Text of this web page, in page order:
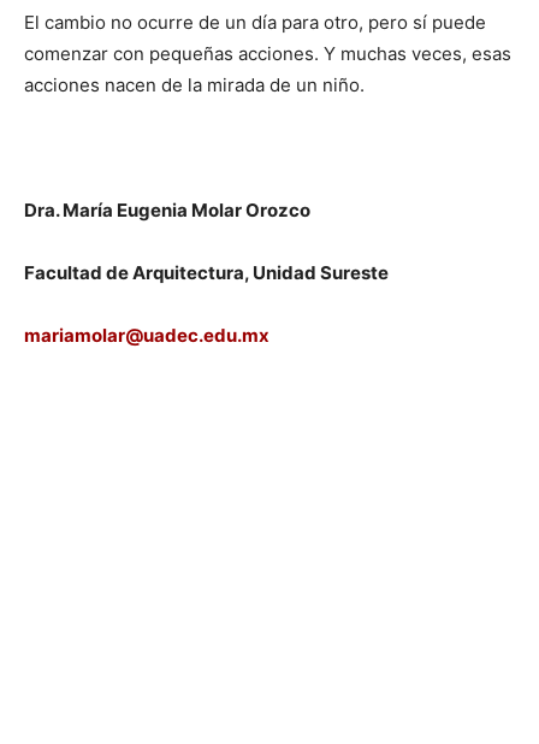
El cambio no ocurre de un día para otro, pero sí puede
comenzar con pequeñas acciones. Y muchas veces, esas
acciones nacen de la mirada de un niño.
Dra. María Eugenia Molar Orozco
Facultad de Arquitectura, Unidad Sureste
mariamolar@uadec.edu.mx